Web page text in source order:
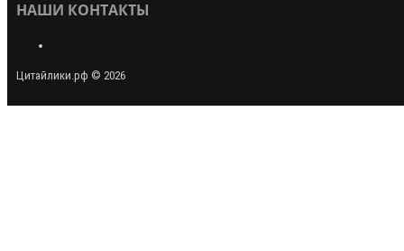
НАШИ КОНТАКТЫ
Цитайлики.рф © 2026